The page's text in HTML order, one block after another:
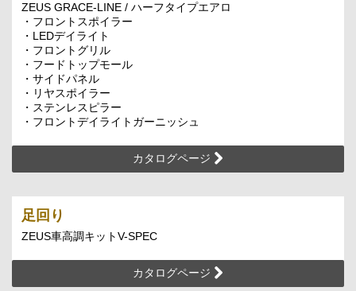
ZEUS GRACE-LINE / ハーフタイプエアロ
・フロントスポイラー
・LEDデイライト
・フロントグリル
・フードトップモール
・サイドパネル
・リヤスポイラー
・ステンレスピラー
・フロントデイライトガーニッシュ
カタログページ
足回り
ZEUS車高調キットV-SPEC
カタログページ